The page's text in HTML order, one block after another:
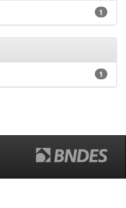
1
1